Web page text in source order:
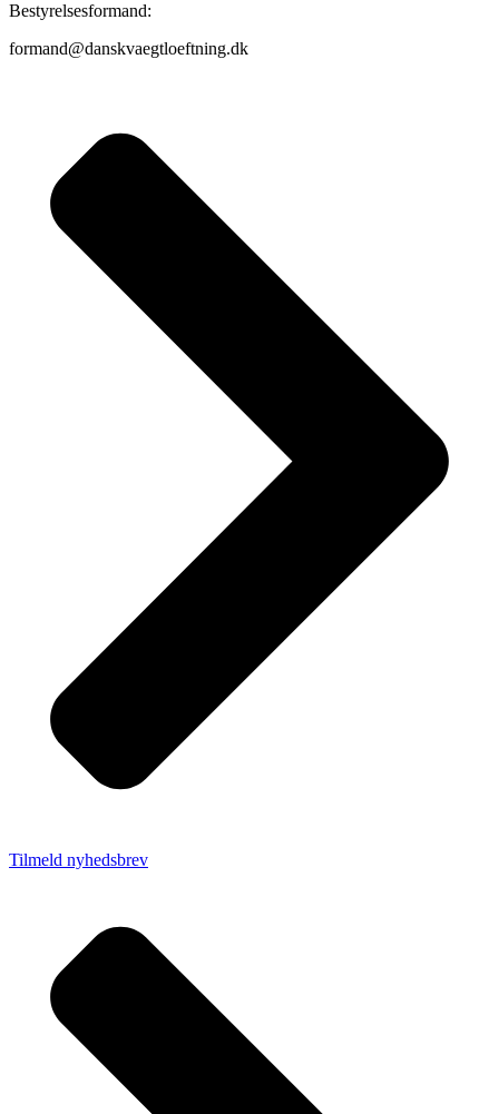
Bestyrelsesformand:
formand@danskvaegtloeftning.dk
Tilmeld nyhedsbrev